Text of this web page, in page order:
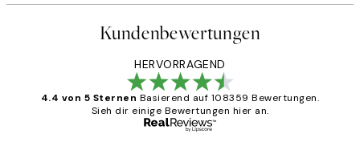
Kundenbewertungen
HERVORRAGEND
4.4 von 5 Sternen Basierend auf 108359 Bewertungen.
Sieh dir einige Bewertungen hier an.